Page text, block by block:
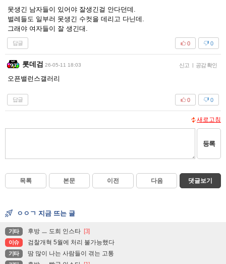
못생긴 남자들이 있어야 잘생긴걸 안다던데.
벌레들도 일부러 못생긴 수컷을 데리고 다닌데.
그래야 여자들이 잘 생긴대.
답글 0
0
롯데검 26-05-11 18:03 신고 | 공감 확인
오픈밸런스갤러리
답글 0
0
새로고침
등록
목록 본문 이전 다음 댓글보기
ㅇㅇㄱ 지금 뜨는 글
기타 후방 ㅡ 도희 인스타 [3]
이슈 검찰개혁 5월에 처리 불가능했다
기타 땀 많이 나는 사람들이 겪는 고통